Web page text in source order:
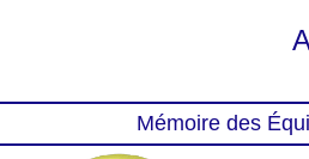
Mémoire des